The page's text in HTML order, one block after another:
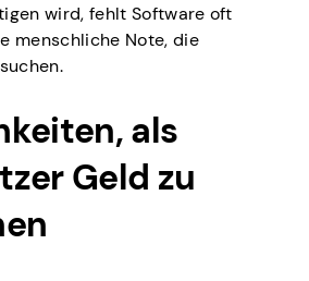
wird, fehlt Software oft
menschliche Note, die
als
Geld zu